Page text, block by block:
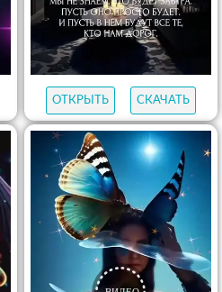
ОТКРЫТЬ СКАЧАТЬ